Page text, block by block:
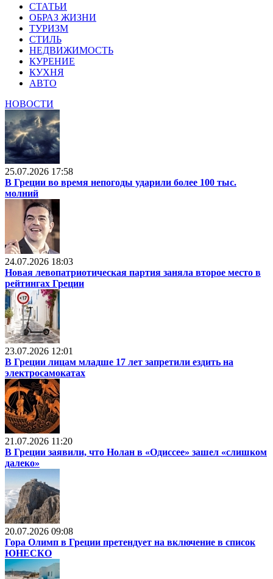
СТАТЬИ
ОБРАЗ ЖИЗНИ
ТУРИЗМ
СТИЛЬ
НЕДВИЖИМОСТЬ
КУРЕНИЕ
КУХНЯ
АВТО
НОВОСТИ
25.07.2026 17:58
В Греции во время непогоды ударили более 100 тыс.
молний
24.07.2026 18:03
Новая левопатриотическая партия заняла второе место в
рейтингах Греции
23.07.2026 12:01
В Греции лицам младше 17 лет запретили ездить на
электросамокатах
21.07.2026 11:20
В Греции заявили, что Нолан в «Одиссее» зашел «слишком
далеко»
20.07.2026 09:08
Гора Олимп в Греции претендует на включение в список
ЮНЕСКО